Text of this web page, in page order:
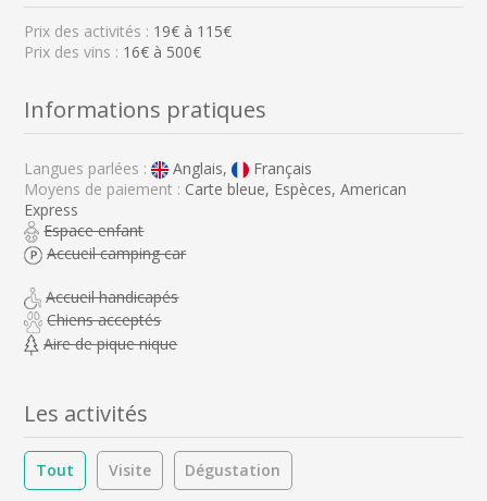
Prix des activités : 19€ à 115€
Prix des vins : 16€ à 500€
Informations pratiques
Langues parlées : Anglais,
Français
Moyens de paiement : Carte bleue, Espèces, American
Express
Espace enfant
Accueil camping car
Accueil handicapés
Chiens acceptés
Aire de pique nique
Les activités
Tout Visite Dégustation